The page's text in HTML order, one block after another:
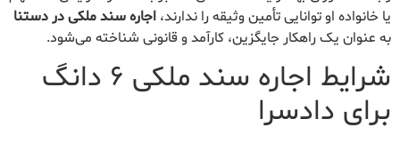
یا خانواده او توانایی تأمین وثیقه را ندارند، اجاره سند ملکی در دستنا
به عنوان یک راهکار جایگزین، کارآمد و قانونی شناخته می‌شود.
شرایط اجاره سند ملکی ۶ دانگ
برای دادسرا